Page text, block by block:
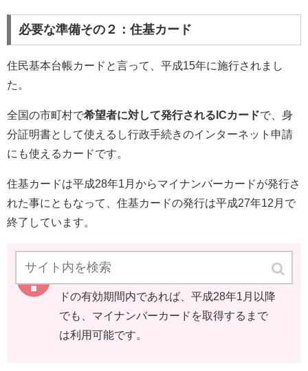
必要な準備その２：住基カード
住民基本台帳カードと言って、平成15年に施行されまし
た。
全国の市町村で希望者に対して発行されるICカードで、身
分証明書として使えるし行政手続きのインターネット申請
にも使えるカードです。
住基カードは平成28年1月からマイナンバーカードが発行さ
れた事にともなって、住基カードの発行は平成27年12月で
終了しています。
現在住基カードをお持ちの方は
ドの有効期間内であれば、平成28年1月以降
でも、マイナンバーカードを取得するまで
は利用可能です。